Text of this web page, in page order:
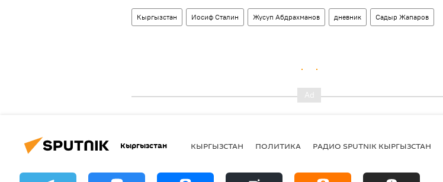
Кыргызстан Иосиф Сталин Жусуп Абдрахманов дневник Садыр Жапаров
Кыргызстан КЫРГЫЗСТАН ПОЛИТИКА РАДИО SPUTNIK КЫРГЫЗСТАН